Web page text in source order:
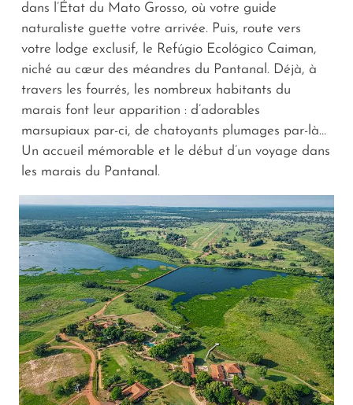
dans l’État du Mato Grosso, où votre guide
naturaliste guette votre arrivée. Puis, route vers
votre lodge exclusif, le Refúgio Ecológico Caiman,
niché au cœur des méandres du Pantanal. Déjà, à
travers les fourrés, les nombreux habitants du
marais font leur apparition : d’adorables
marsupiaux par-ci, de chatoyants plumages par-là…
Un accueil mémorable et le début d’un voyage dans
les marais du Pantanal.